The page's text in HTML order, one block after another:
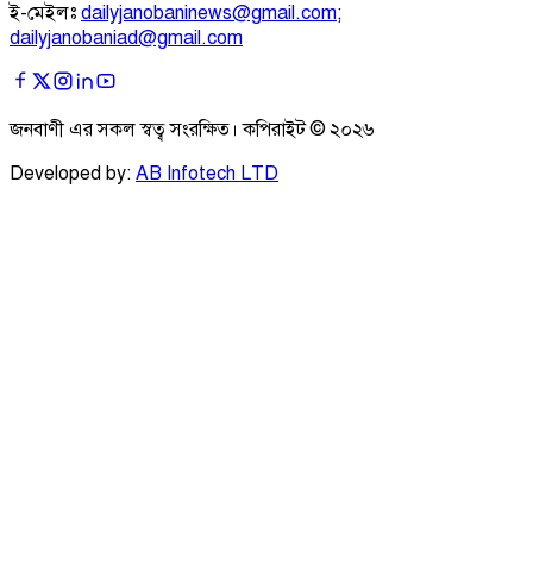
ই-মেইলঃ dailyjanobaninews@gmail.com;
dailyjanobaniad@gmail.com
জনবাণী এর সকল স্বত্ব সংরক্ষিত। কপিরাইট © ২০২৬
Developed by: AB Infotech LTD